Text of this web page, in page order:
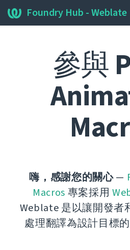
Foundry Hub - Weblate
參與
嗨，感謝您的關心—
Macros 專案採用
Weblate 是以讓開發者
處理翻譯為設計目標